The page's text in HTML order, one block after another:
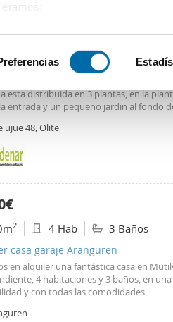
analizándolo activamente para
cómo se procesan sus
de datos . Puede cambiar o
se usan para personalizar el
el tráfico. Además,
de redes sociales,
casa garaje Olite
esta distribuida en 3 plantas, en la
entrada y un pequeño jardin al fondo
hay tres habitaciones y un baño. La
serias y responsables que cuiden la
contratos y nóminas.
ujue 48, Olite
2 4 Hab 3 Baños
casa garaje Aranguren
en alquiler una fantástica casa en
4 habitaciones y 3 baños, en
y con todas las comodidades